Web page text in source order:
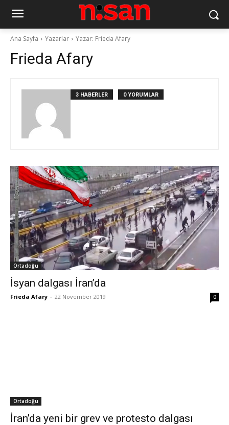
Ana Sayfa Yazarlar Yazar: Frieda Afary
Frieda Afary
3 HABERLER 0 YORUMLAR
Ortadoğu
İsyan dalgası İran’da
Frieda Afary - 22 November 2019 0
Ortadoğu
İran’da yeni bir grev ve protesto dalgası